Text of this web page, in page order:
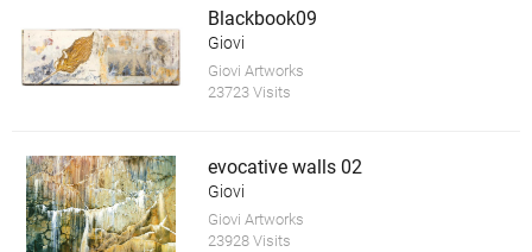
Blackbook09
Giovi
Giovi Artworks
23723 Visits
evocative walls 02
Giovi
Giovi Artworks
23928 Visits